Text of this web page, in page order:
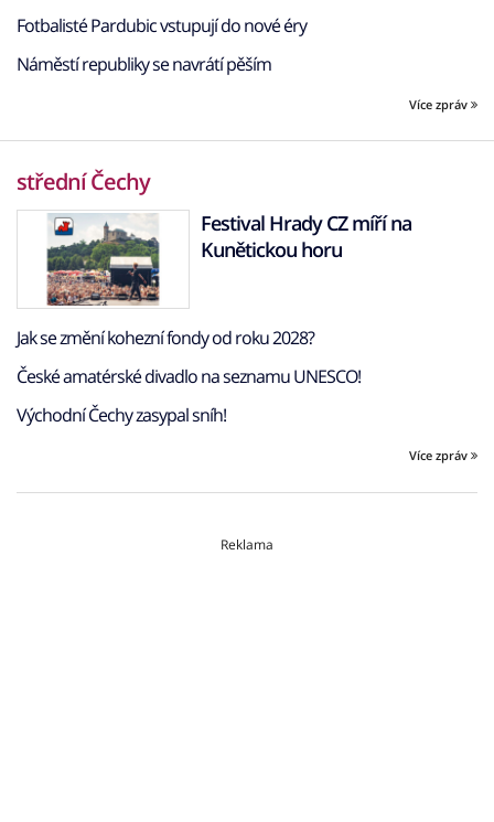
Fotbalisté Pardubic vstupují do nové éry
Náměstí republiky se navrátí pěším
Více zpráv
střední Čechy
Festival Hrady CZ míří na
Kunětickou horu
Jak se změní kohezní fondy od roku 2028?
České amatérské divadlo na seznamu UNESCO!
Východní Čechy zasypal sníh!
Více zpráv
Reklama